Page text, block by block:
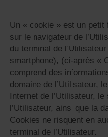
Un « cookie » est un petit
sur le navigateur de
du terminal de
smartphone), (ci-après «
comprend des
domaine de l’Utilisateur,
Internet de l’Utilisateur,
l’Utilisateur, ainsi que la
Cookies ne risquent en
terminal de l’Utilisateur.